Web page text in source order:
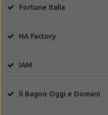
Fortune Italia
HA Factory
IAM
Il Bagno Oggi e Domani